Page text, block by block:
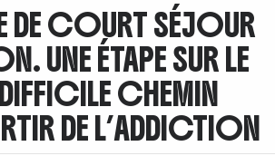
DE COURT SÉJOUR
UNE ÉTAPE SUR LE
CHEMIN
DE L’ADDICTION